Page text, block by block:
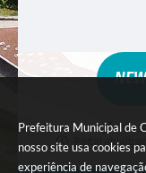
Prefeitura Municipal de
nosso site usa cookies
experiência de
Portal